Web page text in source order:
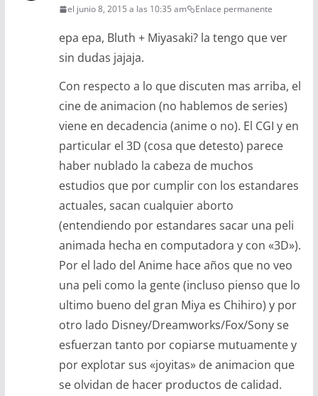
el junio 8, 2015 a las 10:35 am Enlace permanente
epa epa, Bluth + Miyasaki? la tengo que ver
sin dudas jajaja.
Con respecto a lo que discuten mas arriba, el
cine de animacion (no hablemos de series)
viene en decadencia (anime o no). El CGI y en
particular el 3D (cosa que detesto) parece
haber nublado la cabeza de muchos
estudios que por cumplir con los estandares
actuales, sacan cualquier aborto
(entendiendo por estandares sacar una peli
animada hecha en computadora y con «3D»).
Por el lado del Anime hace años que no veo
una peli como la gente (incluso pienso que lo
ultimo bueno del gran Miya es Chihiro) y por
otro lado Disney/Dreamworks/Fox/Sony se
esfuerzan tanto por copiarse mutuamente y
por explotar sus «joyitas» de animacion que
se olvidan de hacer productos de calidad.